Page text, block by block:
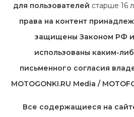
для пользователей старше 16
права на контент
защищены Законом РФ и
использованы каким-
письменного согласия
MOTOGONKI.RU Media /
Все содержащиеся на